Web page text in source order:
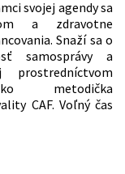
svojej agendy sa
a zdravotne
Snaží sa o
samosprávy a
metodička
CAF. Voľný čas